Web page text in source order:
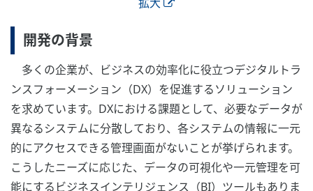
開発の背景
多くの企業が、ビジネスの効率化に役立つデジタルトラ
ンスフォーメーション（DX）を促進するソリューション
を求めています。DXにおける課題として、必要なデータが
異なるシステムに分散しており、各システムの情報に一元
的にアクセスできる管理画面がないことが挙げられます。
こうしたニーズに応じた、データの可視化や一元管理を可
能にするビジネスインテリジェンス（BI）ツールもありま